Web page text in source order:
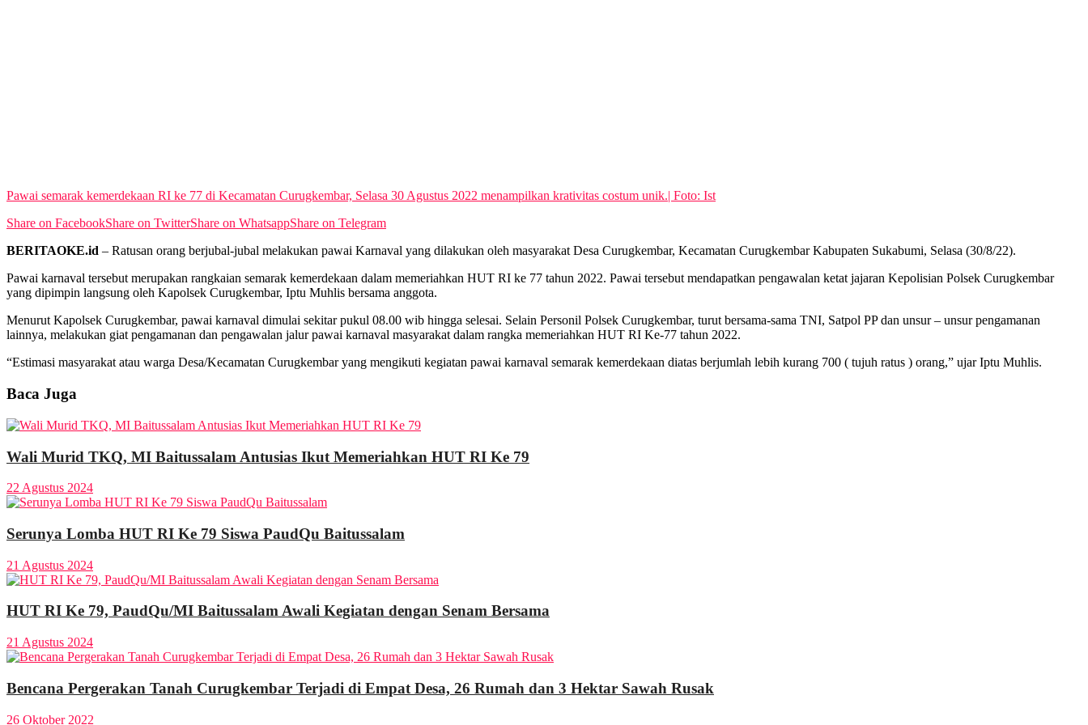
Pawai semarak kemerdekaan RI ke 77 di Kecamatan Curugkembar, Selasa 30 Agustus 2022 menampilkan krativitas costum unik.| Foto: Ist
Share on FacebookShare on TwitterShare on WhatsappShare on Telegram
BERITAOKE.id – Ratusan orang berjubal-jubal melakukan pawai Karnaval yang dilakukan oleh masyarakat Desa Curugkembar, Kecamatan Curugkembar Kabupaten Sukabumi, Selasa (30/8/22).
Pawai karnaval tersebut merupakan rangkaian semarak kemerdekaan dalam memeriahkan HUT RI ke 77 tahun 2022. Pawai tersebut mendapatkan pengawalan ketat jajaran Kepolisian Polsek Curugkembar
yang dipimpin langsung oleh Kapolsek Curugkembar, Iptu Muhlis bersama anggota.
Menurut Kapolsek Curugkembar, pawai karnaval dimulai sekitar pukul 08.00 wib hingga selesai. Selain Personil Polsek Curugkembar, turut bersama-sama TNI, Satpol PP dan unsur – unsur pengamanan
lainnya, melakukan giat pengamanan dan pengawalan jalur pawai karnaval masyarakat dalam rangka memeriahkan HUT RI Ke-77 tahun 2022.
“Estimasi masyarakat atau warga Desa/Kecamatan Curugkembar yang mengikuti kegiatan pawai karnaval semarak kemerdekaan diatas berjumlah lebih kurang 700 ( tujuh ratus ) orang,” ujar Iptu Muhlis.
Baca Juga
Wali Murid TKQ, MI Baitussalam Antusias Ikut Memeriahkan HUT RI Ke 79
22 Agustus 2024
Serunya Lomba HUT RI Ke 79 Siswa PaudQu Baitussalam
21 Agustus 2024
HUT RI Ke 79, PaudQu/MI Baitussalam Awali Kegiatan dengan Senam Bersama
21 Agustus 2024
Bencana Pergerakan Tanah Curugkembar Terjadi di Empat Desa, 26 Rumah dan 3 Hektar Sawah Rusak
26 Oktober 2022